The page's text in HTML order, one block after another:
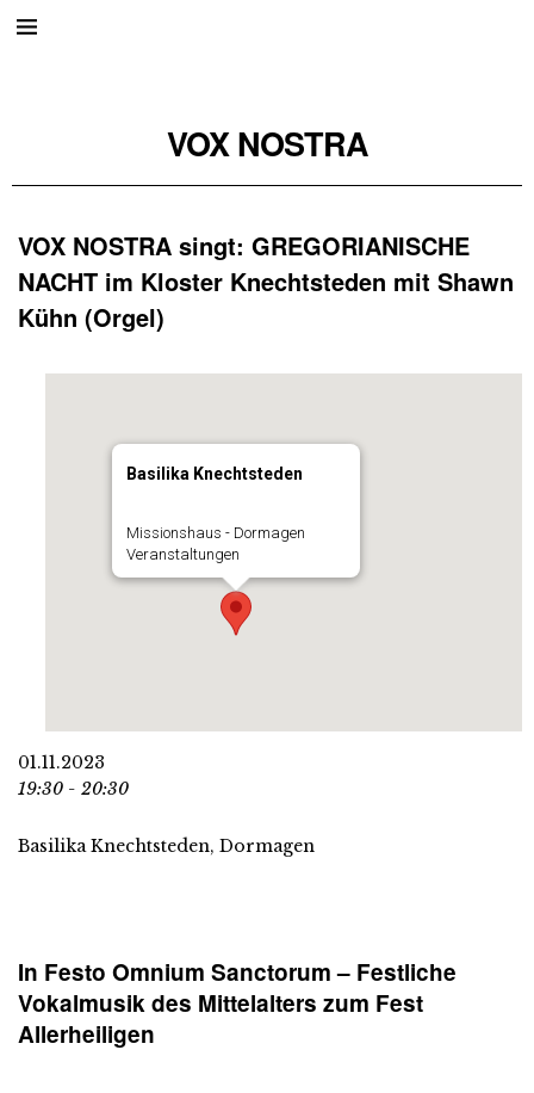
VOX NOSTRA
VOX NOSTRA singt: GREGORIANISCHE
NACHT im Kloster Knechtsteden mit Shawn
Kühn (Orgel)
Basilika Knechtsteden
Missionshaus - Dormagen
Veranstaltungen
01.11.2023
19:30 - 20:30
Basilika Knechtsteden, Dormagen
In Festo Omnium Sanctorum– Festliche
Vokalmusik des Mittelalters zum Fest
Allerheiligen